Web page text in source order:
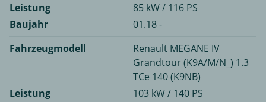
Leistung
85 kW / 116 PS
Baujahr
01.18 -
Fahrzeugmodell
Renault MEGANE IV
Grandtour (K9A/M/N_) 1.3
TCe 140 (K9NB)
Leistung
103 kW / 140 PS